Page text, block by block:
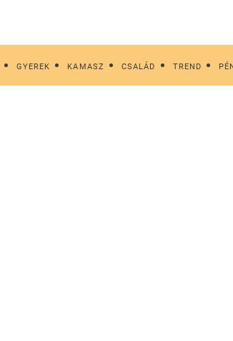
GYEREK KAMASZ CSALÁD TREND